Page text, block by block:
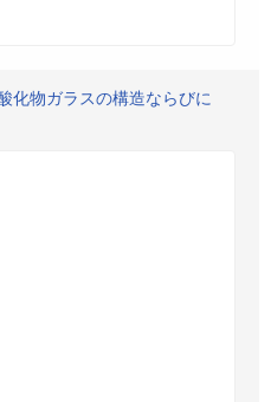
化物ガラスの構造ならびに